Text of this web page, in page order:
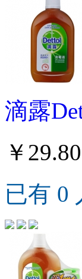
滴露
￥
已有 0